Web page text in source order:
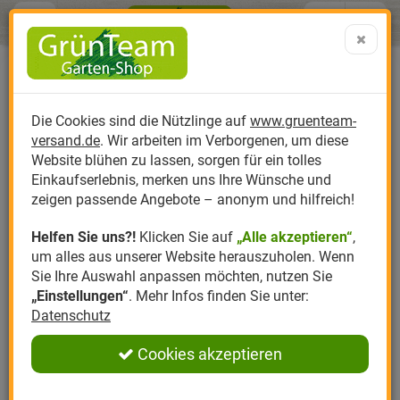
Produktkatalog
Anzucht
Dünger
Erde
Kompost
Pflanzenstärkung
Nützlinge
Alle Kategorien
NÜTZLINGE
Nützlinge gegen Ameisen
Apfelwickler
Asseln
Blattläuse
Cannabis
Nützlingsarten
Florfliegen
Marienkäfer
Nematoden
Gallmücken
Schlupfwespen
Nützlingsförderung
Insektenhotels
Igel
Nistkästen für
Samenmischungen
Nützlingszubehör
Nützlinge
NÜTZLINGSZUBEHÖR
Bodenthermometer
Nematodenfallen
Hersteller
Biplantol
Felco
Gloria
Greenfield
Romberg
Themenwelt
Gemüsegarten
Rasen
Rosen
Ziergarten
Kräutergarten
Ratgeber
Aktuelle Themen
Schädlinge aktuell
Angebote
Sparsets / Set-
Angebote
Anmelden | Registrieren
Merkzettel
0 ARTIKEL IM WARENKORB
Ergebnisse (11 ) Fertig
Hersteller Filter
Menü Search
Nützlingszubehör
ZUBEHÖR FÜR DEN
NÜTZLINGSEINSATZ
Wir bieten Ihnen ein breites
den Einsatz von Nützlingen so einfach wie möglich zu
machen. Für den Einsatz von Nematoden z.B. ist es
Die Cookies sind die Nützlinge auf www.gruenteam-
versand.de. Wir arbeiten im Verborgenen, um diese
Website blühen zu lassen, sorgen für ein tolles
Einkaufserlebnis, merken uns Ihre Wünsche und
zeigen passende Angebote – anonym und hilfreich!
Helfen Sie uns?! Klicken Sie auf „Alle akzeptieren“,
um alles aus unserer Website herauszuholen. Wenn
Sie Ihre Auswahl anpassen möchten, nutzen Sie
„Einstellungen“. Mehr Infos finden Sie unter:
Datenschutz
Cookies akzeptieren